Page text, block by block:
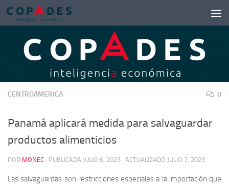
Saltar al contenido
CENTROAMERICA 0
Panamá aplicará medida para salvaguardar
productos alimenticios
POR MONEC · PUBLICADA JULIO 6, 2023 · ACTUALIZADO JULIO 7, 2023
Las salvaguardas son restricciones especiales a la importación que